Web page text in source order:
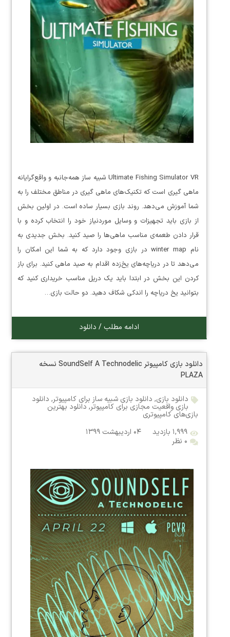
Ultimate Fishing Simulator VR شبیه ساز همه‌جانبه و واقع‌گرایانه
ماهی گیری است که تکنیک‌های ماهی گیری در مناطق مختلف را به
شما آموزش می‌دهد. روند بازی بسیار ساده است. در اولین بخش
از بازی باید تجهیزات و وسایل موردنیاز خود را انتخاب کرده و با
قرار دادن طعمه‌ی مناسب ماهی‌ها را صید کنید. بخش جدیدی به
نام winter map در بازی وجود دارد که به شما این امکان را
می‌دهد تا در دریاچه‌های یخ‌زده اقدام به صید ماهی کنید. برای باز
کردن این بخش در ابتدا باید یک دریل مناسب خریداری کنید که
بتوانید یخ دریاچه را اندکی شکاف دهید. دو حالت بازی…
ادامه مطلب / دانلود
دانلود بازی کامپیوتر SoundSelf A Technodelic نسخه
PLAZA
دانلود بازی, دانلود بازی شبیه ساز برای کامپیوتر, دانلود
بازی واقعیت مجازی برای کامپیوتر, دانلود بهترین
بازی‌های کامپیوتری
۱,۹۹۹ بازدید
۰۴ اردیبهشت ۱۳۹۹
۰ نظر